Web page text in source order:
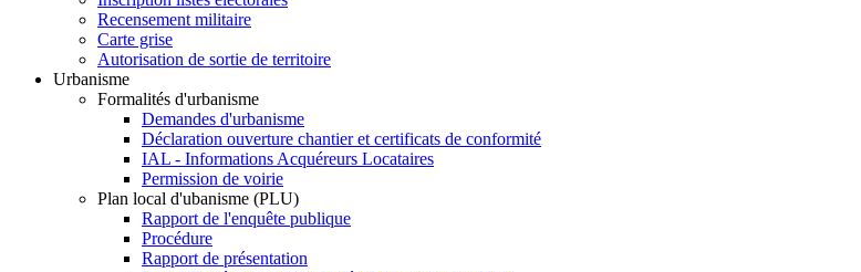
Recensement militaire
Carte grise
Autorisation de sortie de territoire
Urbanisme
Formalités d'urbanisme
Demandes d'urbanisme
Déclaration ouverture chantier et certificats de conformité
IAL - Informations Acquéreurs Locataires
Permission de voirie
Plan local d'ubanisme (PLU)
Rapport de l'enquête publique
Procédure
Rapport de présentation